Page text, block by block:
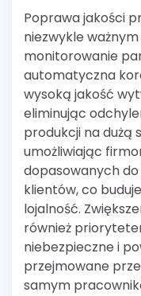
Poprawa jakości
niezwykle
monitorowanie
automatyczna
wysoką jakość
eliminując
produkcji na dużą
umożliwiając
dopasowanych
klientów, co
lojalność.
również
niebezpieczne i
przejmowane
samym